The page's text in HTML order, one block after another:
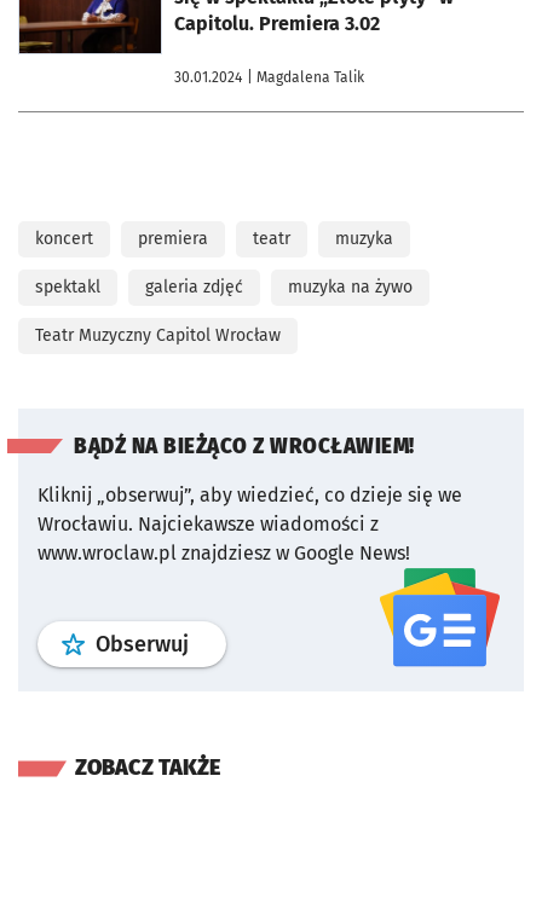
Capitolu. Premiera 3.02
30.01.2024 | Magdalena Talik
koncert premiera teatr muzyka
spektakl galeria zdjęć muzyka na żywo
Teatr Muzyczny Capitol Wrocław
BĄDŹ NA BIEŻĄCO Z WROCŁAWIEM!
Kliknij „obserwuj”, aby wiedzieć, co dzieje się we
Wrocławiu. Najciekawsze wiadomości z
www.wroclaw.pl znajdziesz w Google News!
Obserwuj profil serwisu
ZOBACZ TAKŻE